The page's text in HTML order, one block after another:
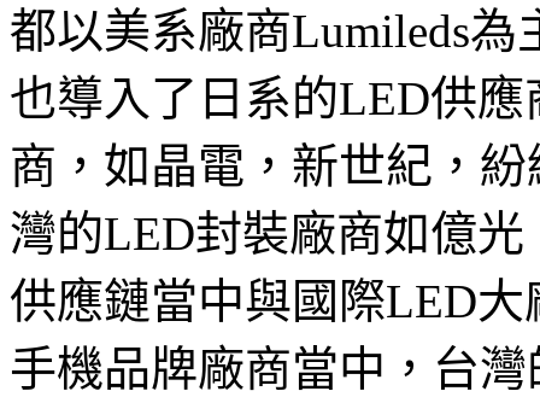
都以美系廠商Lumileds
也導入了日系的LED供
商，如晶電，新世紀，
灣的LED封裝廠商如億
供應鏈當中與國際LED
手機品牌廠商當中，台